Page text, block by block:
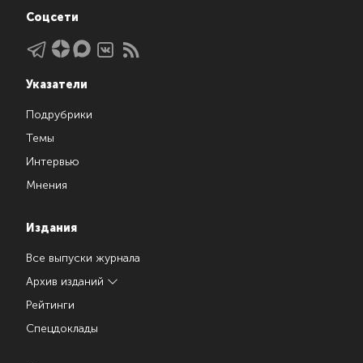
Соцсети
Указатели
Подрубрики
Темы
Интервью
Мнения
Издания
Все выпуски журнала
Архив изданий
Рейтинги
Спецдоклады